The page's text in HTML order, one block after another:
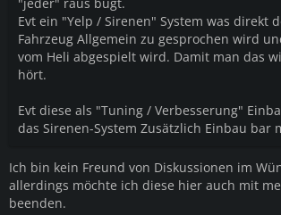
Evt ein "Yelp / Sirenen" System was direkt
Fahrzeug Allgemein zu gesprochen wird
vom Heli abgespielt wird. Damit man das
hört.
Evt diese als "Tuning / Verbesserung"
das Sirenen-System Zusätzlich Einbau bar
Ich bin kein Freund von Diskussionen im
allerdings möchte ich diese hier auch mit
beenden.